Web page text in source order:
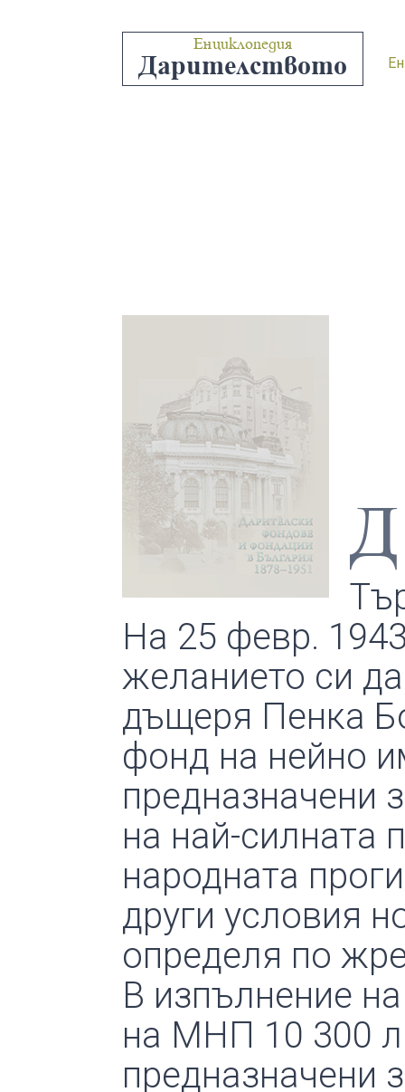
Енциклопедия
Дарителството
Д
На 25 февр.
желанието си
дъщеря Пенка
фонд на нейно
предназначени
на най-силната
народната
други условия
определя по
В изпълнение
на МНП 10 300
предназначени